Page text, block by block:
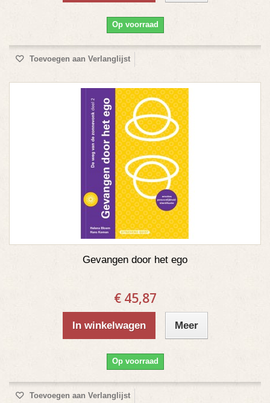
Op voorraad
Toevoegen aan Verlanglijst
Gevangen door het ego
€ 45,87
In winkelwagen Meer
Op voorraad
Toevoegen aan Verlanglijst